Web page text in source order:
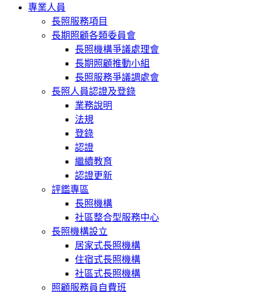
專業人員
長照服務項目
長期照顧各類委員會
長照機構爭議處理會
長期照顧推動小組
長照服務爭議調處會
長照人員認證及登錄
業務說明
法規
登錄
認證
繼續教育
認證更新
評鑑專區
長照機構
社區整合型服務中心
長照機構設立
居家式長照機構
住宿式長照機構
社區式長照機構
照顧服務員自費班